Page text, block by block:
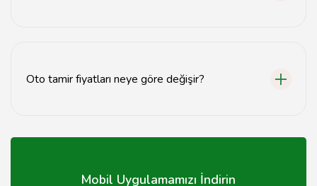
Oto tamir fiyatları neye göre değişir?
parça maliyetleri ve işçilik ücretlerine göre değişiklik
Mobil Uygulamamızı İndirin